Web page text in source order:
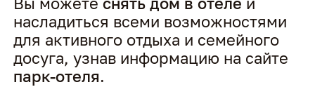
насладиться всеми возможностями
для активного отдыха и семейного
досуга, узнав информацию на сайте
парк-отеля.